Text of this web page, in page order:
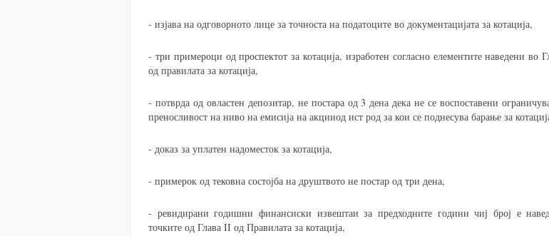
- изјава на одговорното лице за точноста на податоците во документацијата за котација,
- три примероци од проспектот за котација, изработен согласно елементите наведени во
од правилата за котација,
- потврда од овластен депозитар, не постара од 3 дена дека не се воспоставени
преносливост на ниво на емисија на акцииод ист род за кои се поднесува барање за
- доказ за уплатен надоместок за котација,
- примерок од тековна состојба на друштвото не постар од три дена,
- ревидирани годишни финансиски извештаи за предходните години чиј број е
точките од Глава II од Правилата за котација,